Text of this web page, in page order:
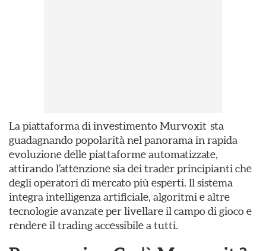
La piattaforma di investimento Murvoxit sta
guadagnando popolarità nel panorama in rapida
evoluzione delle piattaforme automatizzate,
attirando l’attenzione sia dei trader principianti che
degli operatori di mercato più esperti. Il sistema
integra intelligenza artificiale, algoritmi e altre
tecnologie avanzate per livellare il campo di gioco e
rendere il trading accessibile a tutti.